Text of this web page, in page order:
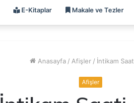
E-Kitaplar Makale ve Tezler
Anasayfa / Afişler / İntikam
Afişler